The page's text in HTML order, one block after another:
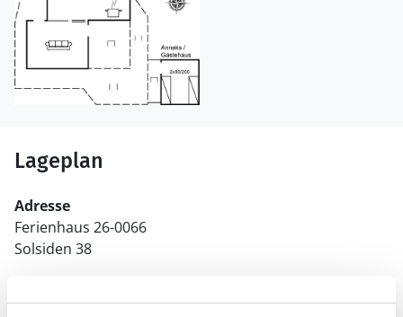
Lageplan
Adresse
Ferienhaus 26-0066
Solsiden 38